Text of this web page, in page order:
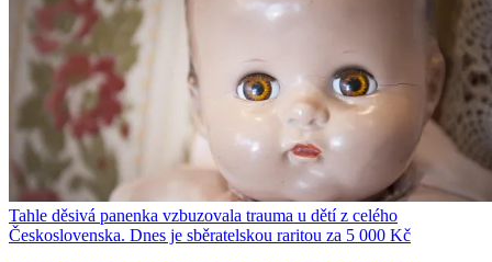
Tahle děsivá panenka vzbuzovala trauma u dětí z celého
Československa. Dnes je sběratelskou raritou za 5 000 Kč